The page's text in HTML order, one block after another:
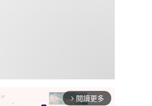
arrow_forward_ios 閱讀更多